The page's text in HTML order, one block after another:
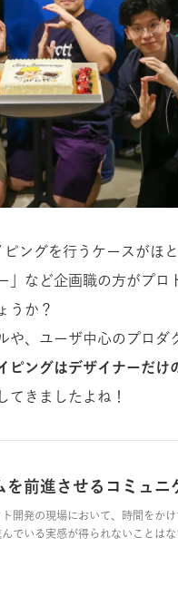
ングを行うケースがほ
」など企画職の方がプロ
うか？
や、ユーザ中心のプロダ
ピングはデザイナーだけ
してきましたよね！
を前進させるコミュニ
ト開発の現場において、時間をか
んでいる実感が得られないことは